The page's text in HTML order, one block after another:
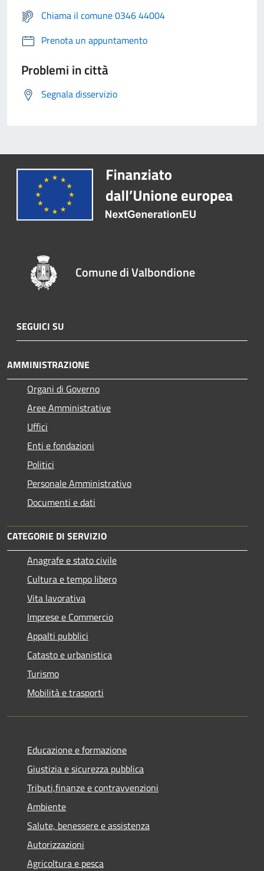
Chiama il comune 0346 44004
Prenota un appuntamento
Problemi in città
Segnala disservizio
Comune di Valbondione
SEGUICI SU
AMMINISTRAZIONE
Organi di Governo
Aree Amministrative
Uffici
Enti e fondazioni
Politici
Personale Amministrativo
Documenti e dati
CATEGORIE DI SERVIZIO
Anagrafe e stato civile
Cultura e tempo libero
Vita lavorativa
Imprese e Commercio
Appalti pubblici
Catasto e urbanistica
Turismo
Mobilità e trasporti
Educazione e formazione
Giustizia e sicurezza pubblica
Tributi,finanze e contravvenzioni
Ambiente
Salute, benessere e assistenza
Autorizzazioni
Agricoltura e pesca